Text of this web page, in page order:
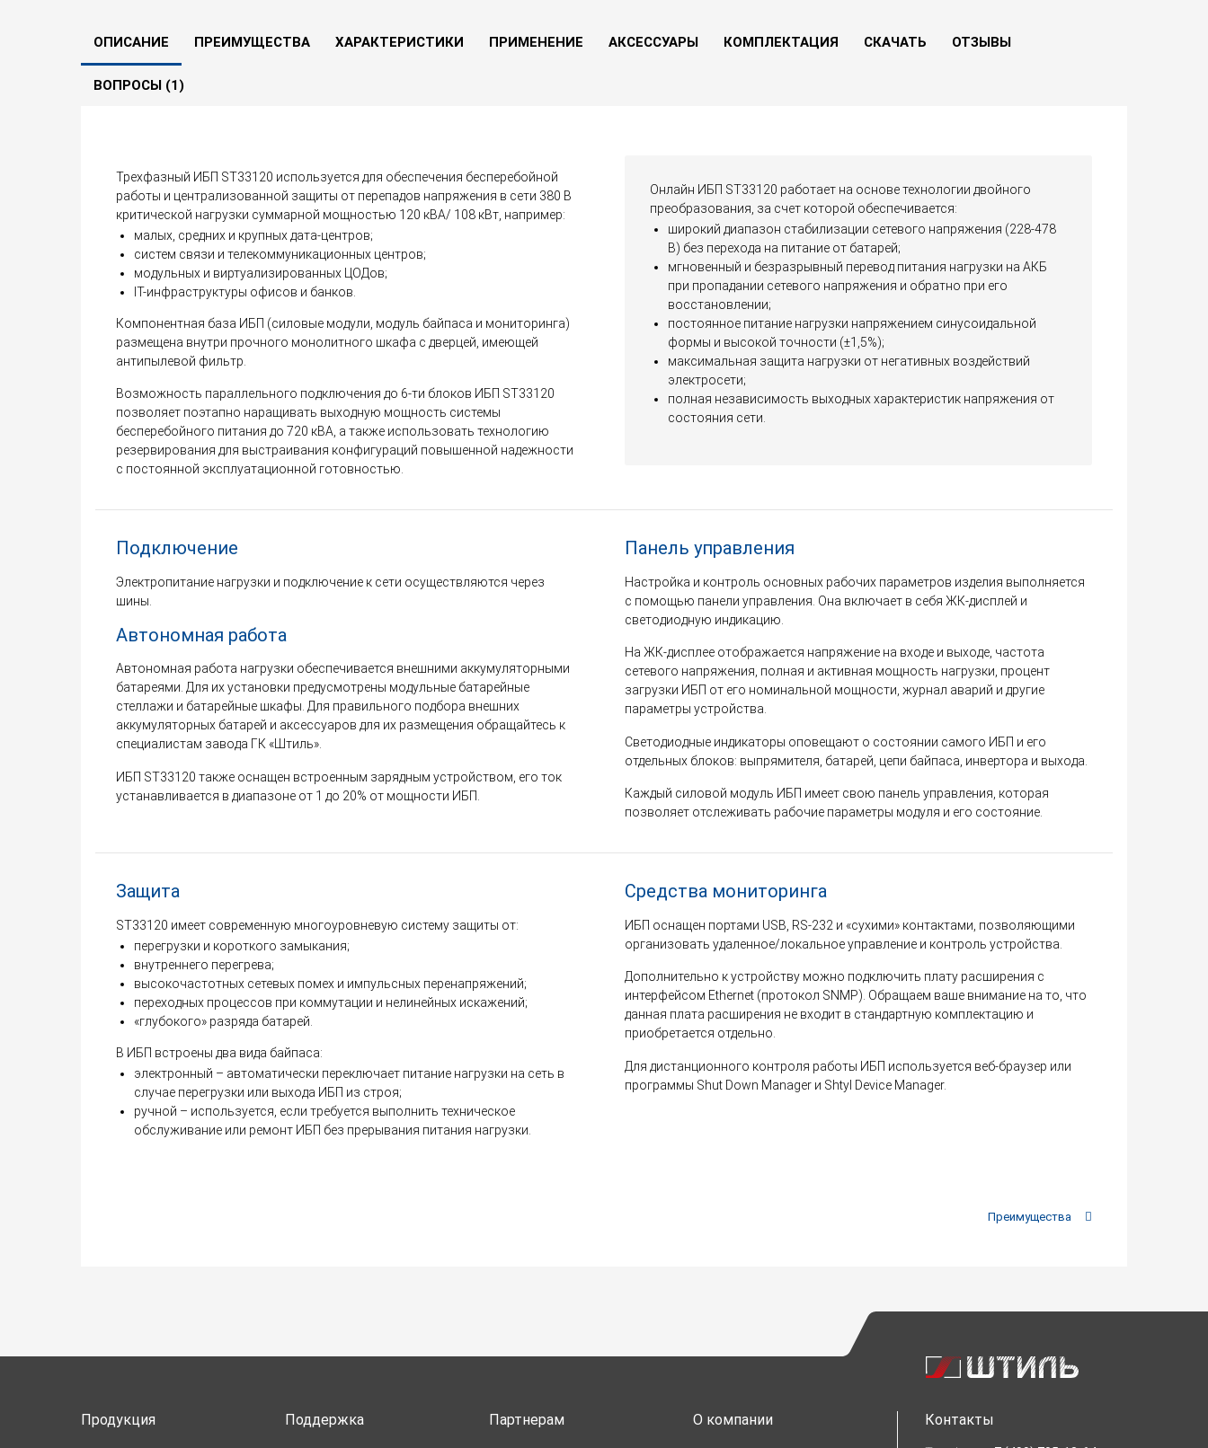
ОПИСАНИЕ ПРЕИМУЩЕСТВА ХАРАКТЕРИСТИКИ ПРИМЕНЕНИЕ АКСЕССУАРЫ КОМПЛЕКТАЦИЯ СКАЧАТЬ ОТЗЫВЫ
ВОПРОСЫ (1)
Трехфазный ИБП ST33120 используется для обеспечения бесперебойной
работы и централизованной защиты от перепадов напряжения в сети 380 В
критической нагрузки суммарной мощностью 120 кВА/ 108 кВт, например:
малых, средних и крупных дата-центров;
систем связи и телекоммуникационных центров;
модульных и виртуализированных ЦОДов;
IT-инфраструктуры офисов и банков.
Компонентная база ИБП (силовые модули, модуль байпаса и мониторинга)
размещена внутри прочного монолитного шкафа с дверцей, имеющей
антипылевой фильтр.
Возможность параллельного подключения до 6-ти блоков ИБП ST33120
позволяет поэтапно наращивать выходную мощность системы
бесперебойного питания до 720 кВА, а также использовать технологию
резервирования для выстраивания конфигураций повышенной надежности
с постоянной эксплуатационной готовностью.
Онлайн ИБП ST33120 работает на основе технологии двойного
преобразования, за счет которой обеспечивается:
широкий диапазон стабилизации сетевого напряжения (228-478
В) без перехода на питание от батарей;
мгновенный и безразрывный перевод питания нагрузки на АКБ
при пропадании сетевого напряжения и обратно при его
восстановлении;
постоянное питание нагрузки напряжением синусоидальной
формы и высокой точности (±1,5%);
максимальная защита нагрузки от негативных воздействий
электросети;
полная независимость выходных характеристик напряжения от
состояния сети.
Подключение
Электропитание нагрузки и подключение к сети осуществляются через
шины.
Автономная работа
Автономная работа нагрузки обеспечивается внешними аккумуляторными
батареями. Для их установки предусмотрены модульные батарейные
стеллажи и батарейные шкафы. Для правильного подбора внешних
аккумуляторных батарей и аксессуаров для их размещения обращайтесь к
специалистам завода ГК «Штиль».
ИБП ST33120 также оснащен встроенным зарядным устройством, его ток
устанавливается в диапазоне от 1 до 20% от мощности ИБП.
Панель управления
Настройка и контроль основных рабочих параметров изделия выполняется
с помощью панели управления. Она включает в себя ЖК-дисплей и
светодиодную индикацию.
На ЖК-дисплее отображается напряжение на входе и выходе, частота
сетевого напряжения, полная и активная мощность нагрузки, процент
загрузки ИБП от его номинальной мощности, журнал аварий и другие
параметры устройства.
Светодиодные индикаторы оповещают о состоянии самого ИБП и его
отдельных блоков: выпрямителя, батарей, цепи байпаса, инвертора и выхода.
Каждый силовой модуль ИБП имеет свою панель управления, которая
позволяет отслеживать рабочие параметры модуля и его состояние.
Защита
ST33120 имеет современную многоуровневую систему защиты от:
перегрузки и короткого замыкания;
внутреннего перегрева;
высокочастотных сетевых помех и импульсных перенапряжений;
переходных процессов при коммутации и нелинейных искажений;
«глубокого» разряда батарей.
В ИБП встроены два вида байпаса:
электронный – автоматически переключает питание нагрузки на сеть в
случае перегрузки или выхода ИБП из строя;
ручной – используется, если требуется выполнить техническое
обслуживание или ремонт ИБП без прерывания питания нагрузки.
Средства мониторинга
ИБП оснащен портами USB, RS-232 и «сухими» контактами, позволяющими
организовать удаленное/локальное управление и контроль устройства.
Дополнительно к устройству можно подключить плату расширения с
интерфейсом Ethernet (протокол SNMP). Обращаем ваше внимание на то, что
данная плата расширения не входит в стандартную комплектацию и
приобретается отдельно.
Для дистанционного контроля работы ИБП используется веб-браузер или
программы Shut Down Manager и Shtyl Device Manager.
Преимущества
Продукция Поддержка Партнерам О компании Контакты